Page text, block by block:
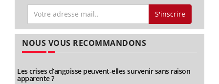
S'inscrire
NOUS VOUS RECOMMANDONS
Les crises d’angoisse peuvent-elles survenir sans raison
apparente ?